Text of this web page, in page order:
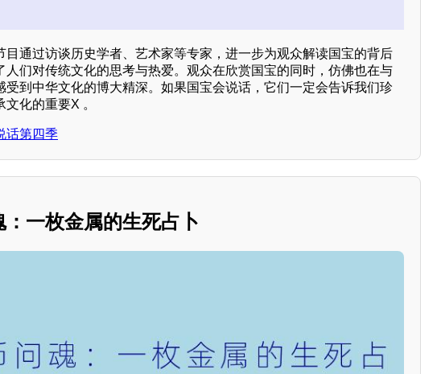
目通过访谈历史学者、艺术家等专家，进一步为观众解读国宝的背后
人们对传统文化的思考与热爱。观众在欣赏国宝的同时，仿佛也在与
受到中华文化的博大精深。如果国宝会说话，它们一定会告诉我们珍
化的重要X 。
话第四季
：一枚金属的生死占卜